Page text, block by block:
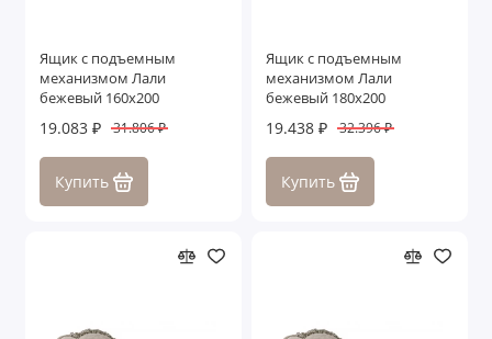
Ящик с подъемным
механизмом Лали
бежевый 160х200
19.083 ₽ 31.806 ₽
Купить
Ящик с подъемным
механизмом Лали
бежевый 180х200
19.438 ₽ 32.396 ₽
Купить